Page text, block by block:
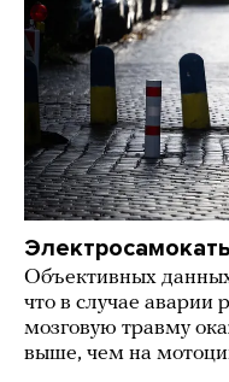
Объективных
что в случае аварии
мозговую травму
выше, чем на